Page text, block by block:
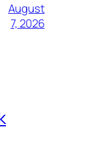
August
7, 2026